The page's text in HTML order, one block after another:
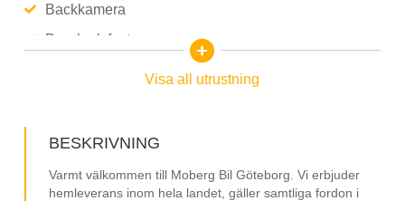
Backkamera
Dragkrok fast
Sidodörr
Visa all utrustning
BESKRIVNING
Varmt välkommen till Moberg Bil Göteborg. Vi erbjuder
hemleverans inom hela landet, gäller samtliga fordon i